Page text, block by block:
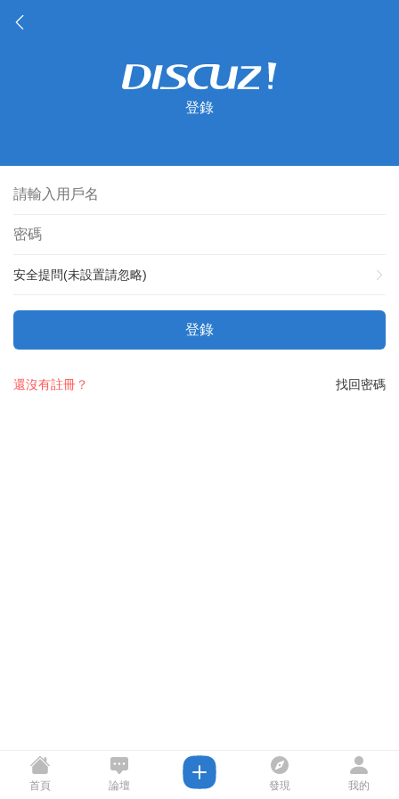
登錄
安全提問(未設置請忽略)
登錄
找回密碼
還沒有註冊？
首頁 論壇 發現 我的